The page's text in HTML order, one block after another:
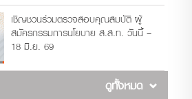
เชิญชวนร่วมตรวจสอบคุณสมบัติ ผู้
สมัครกรรมการนโยบาย ส.ส.ท. วันนี้ –
18 มิ.ย. 69
ดูทั้งหมด